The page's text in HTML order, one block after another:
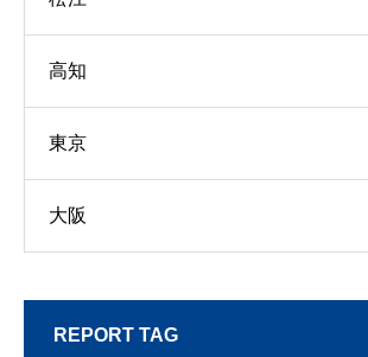
高知
東京
大阪
REPORT TAG